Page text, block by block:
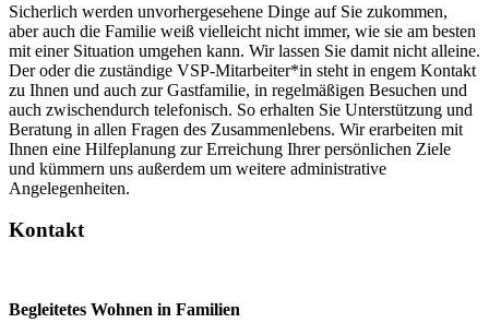
Sicherlich werden unvorhergesehene Dinge auf Sie zukommen,
aber auch die Familie weiß vielleicht nicht immer, wie sie am besten
mit einer Situation umgehen kann. Wir lassen Sie damit nicht alleine.
Der oder die zuständige VSP-Mitarbeiter*in steht in engem Kontakt
zu Ihnen und auch zur Gastfamilie, in regelmäßigen Besuchen und
auch zwischendurch telefonisch. So erhalten Sie Unterstützung und
Beratung in allen Fragen des Zusammenlebens. Wir erarbeiten mit
Ihnen eine Hilfeplanung zur Erreichung Ihrer persönlichen Ziele
und kümmern uns außerdem um weitere administrative
Angelegenheiten.
Kontakt
Begleitetes Wohnen in Familien